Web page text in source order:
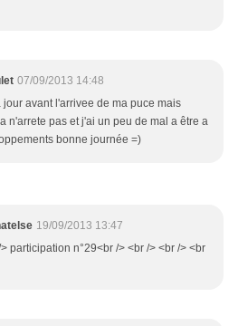
07/09/2013 14:48
jour avant l'arrivee de ma puce mais
n'arrete pas et j'ai un peu de mal a être a
bonne journée =)
19/09/2013 13:47
participation n°29<br /> <br /> <br /> <br